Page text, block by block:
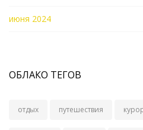
июня 2024
ОБЛАКО ТЕГОВ
отдых путешествия